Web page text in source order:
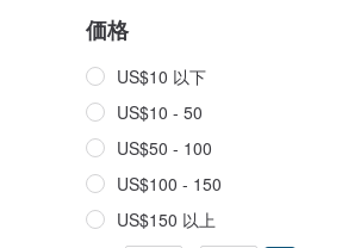
価格
US$10 以下
US$10 - 50
US$50 - 100
US$100 - 150
US$150 以上